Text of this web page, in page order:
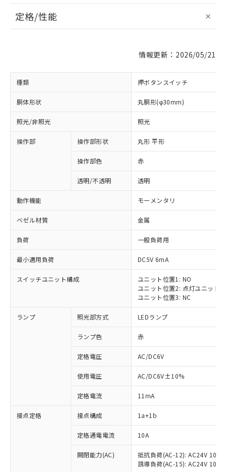
定格/性能
情報更新：2026/05/21
種類 押ボタンスイッチ
胴体形状 丸胴形(φ30mm)
照光/非照光 照光
操作部 操作部形状 丸形 平形
操作部色 赤
透明/不透明 透明
動作機能 モーメンタリ
ベゼル材質 金属
負荷 一般負荷用
最小適用負荷 DC5V 6mA
スイッチユニット構成
ユニット位置1: NO
ユニット位置2: 点灯ユニット
ユニット位置3: NC
ランプ 照光部方式 LEDランプ
ランプ色 赤
定格電圧 AC/DC6V
使用電圧 AC/DC6V±10%
定格電流 11mA
接点定格 接点構成 1a+1b
定格通電電流 10A
開閉能力(AC)
抵抗負荷(AC-12): AC24V 10A/
誘導負荷(AC-15): AC24V
ご利用条件
ご利用ください。
非含有に対応した製品が提供可能な商品で
有に対応した製品に切り替える予定のある
対応予定なし：EU RoHS指令（10物質）の
非含有に非対応の商品で、対応品を出す予
定はありません。
調査・確認中：EU RoHS指令（10物質）の